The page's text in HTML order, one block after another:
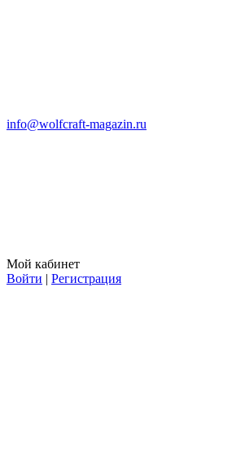
info@wolfcraft-magazin.ru
Мой кабинет
Войти | Регистрация